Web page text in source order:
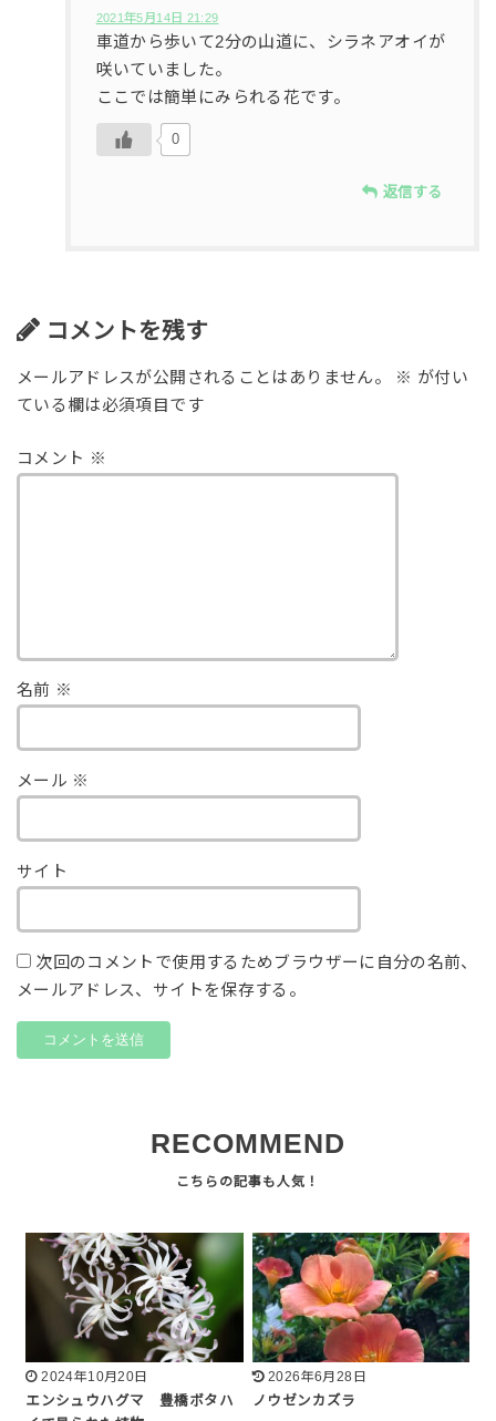
2021年5月14日 21:29
車道から歩いて2分の山道に、シラネアオイが
咲いていました。
ここでは簡単にみられる花です。
0
返信する
コメントを残す
メールアドレスが公開されることはありません。 ※ が付い
ている欄は必須項目です
コメント ※
名前 ※
メール ※
サイト
次回のコメントで使用するためブラウザーに自分の名前、
メールアドレス、サイトを保存する。
RECOMMEND
2024年10月20日
エンシュウハグマ 豊橋ボタハ
2026年6月28日
ノウゼンカズラ